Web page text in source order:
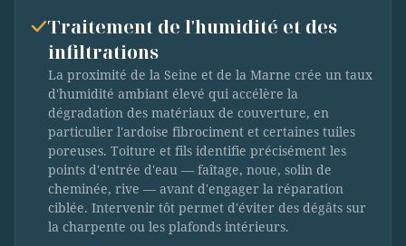
Traitement de l'humidité et des
infiltrations
La proximité de la Seine et de la Marne crée un taux
d'humidité ambiant élevé qui accélère la
dégradation des matériaux de couverture, en
particulier l'ardoise fibrociment et certaines tuiles
poreuses. Toiture et fils identifie précisément les
points d'entrée d'eau — faîtage, noue, solin de
cheminée, rive — avant d'engager la réparation
ciblée. Intervenir tôt permet d'éviter des dégâts sur
la charpente ou les plafonds intérieurs.